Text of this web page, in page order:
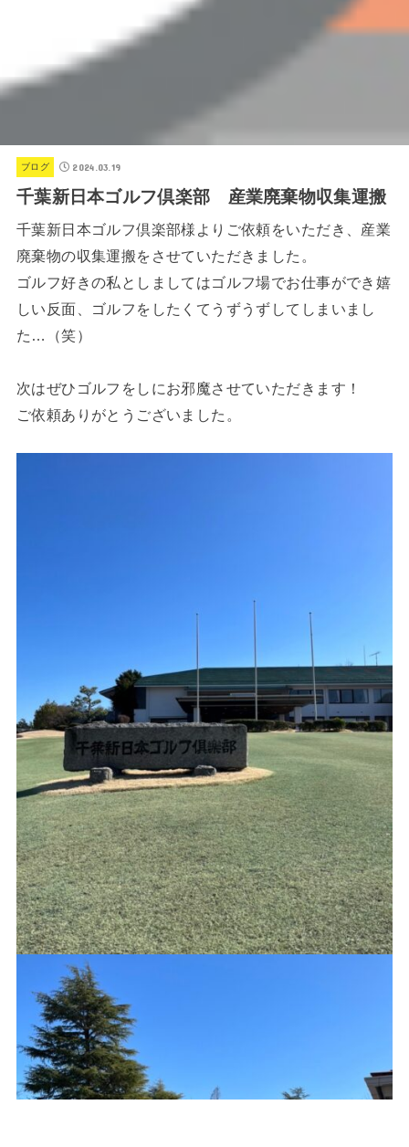
ブログ 2024.03.19
千葉新日本ゴルフ倶楽部 産業廃棄物収集運搬
千葉新日本ゴルフ倶楽部様よりご依頼をいただき、産業
廃棄物の収集運搬をさせていただきました。
ゴルフ好きの私としましてはゴルフ場でお仕事ができ嬉
しい反面、ゴルフをしたくてうずうずしてしまいまし
た…（笑）
次はぜひゴルフをしにお邪魔させていただきます！
ご依頼ありがとうございました。